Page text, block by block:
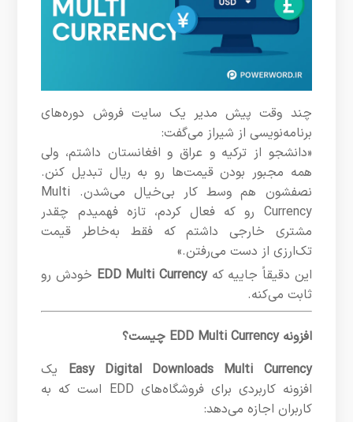
چند وقت پیش مدیر یک سایت فروش دوره‌های
برنامه‌نویسی از شیراز می‌گفت:
«دانشجو از ترکیه و عراق و افغانستان داشتم، ولی
همه مجبور بودن قیمت‌ها رو به ریال تبدیل کنن.
نصفشون هم وسط کار بی‌خیال می‌شدن. Multi
Currency رو که فعال کردم، تازه فهمیدم چقدر
مشتری خارجی داشتم که فقط به‌خاطر قیمت
تک‌ارزی از دست می‌رفتن.»
این دقیقاً جاییه کهEDD Multi Currency خودش رو
ثابت می‌کنه.
افزونه EDD Multi Currency چیست؟
Easy Digital Downloads Multi Currency یک
افزونه کاربردی برای فروشگاه‌های EDD است که به
کاربران اجازه می‌دهد: